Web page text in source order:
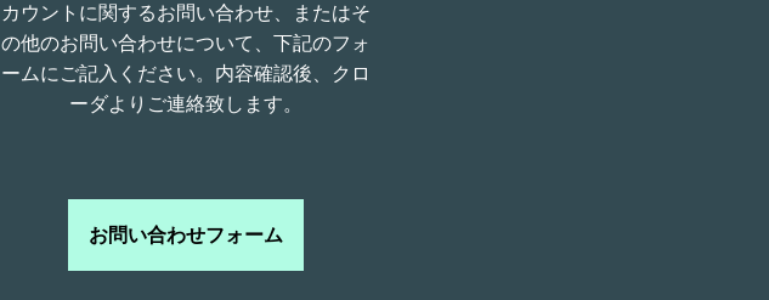
カウントに関するお問い合わせ、またはそ
の他のお問い合わせについて、下記のフォ
ームにご記入ください。内容確認後、クロ
ーダよりご連絡致します。
お問い合わせフォーム